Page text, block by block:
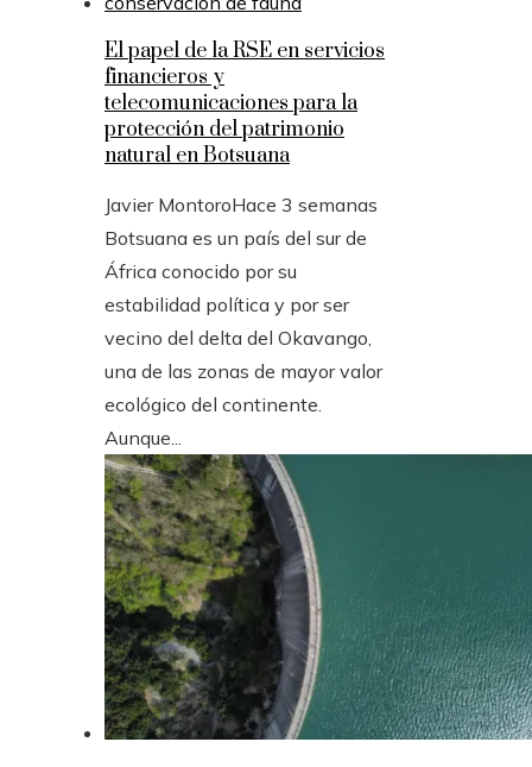
El papel de la RSE en servicios
financieros y
telecomunicaciones para la
protección del patrimonio
natural en Botsuana
Javier MontoroHace 3 semanas
Botsuana es un país del sur de
África conocido por su
estabilidad política y por ser
vecino del delta del Okavango,
una de las zonas de mayor valor
ecológico del continente.
Aunque...